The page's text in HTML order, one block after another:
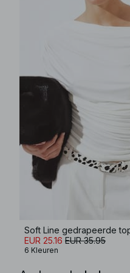
Soft Line gedrapeerde
EUR 25.16 EUR 35.95
6 Kleuren